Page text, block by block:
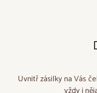
Uvnitř zásilky na Vás
vždy i